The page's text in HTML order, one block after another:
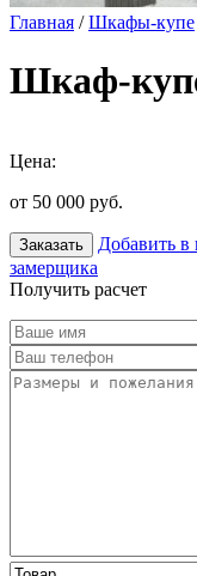
Главная /Шкафы-купе
Шкаф-
Цена:
от 50 000 руб.
Заказать Добавить в
замерщика
Получить расчет